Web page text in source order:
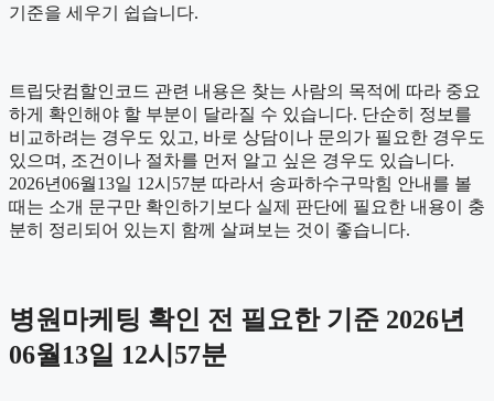
기준을 세우기 쉽습니다.
트립닷컴할인코드 관련 내용은 찾는 사람의 목적에 따라 중요
하게 확인해야 할 부분이 달라질 수 있습니다. 단순히 정보를
비교하려는 경우도 있고, 바로 상담이나 문의가 필요한 경우도
있으며, 조건이나 절차를 먼저 알고 싶은 경우도 있습니다.
2026년06월13일 12시57분 따라서 송파하수구막힘 안내를 볼
때는 소개 문구만 확인하기보다 실제 판단에 필요한 내용이 충
분히 정리되어 있는지 함께 살펴보는 것이 좋습니다.
병원마케팅 확인 전 필요한 기준 2026년
06월13일 12시57분